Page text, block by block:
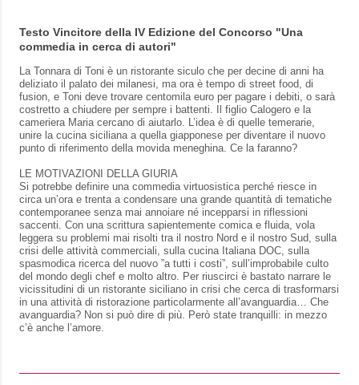
Testo Vincitore della IV Edizione del Concorso "Una
commedia in cerca di autori"
La Tonnara di Toni è un ristorante siculo che per decine di anni ha
deliziato il palato dei milanesi, ma ora è tempo di street food, di
fusion, e Toni deve trovare centomila euro per pagare i debiti, o sarà
costretto a chiudere per sempre i battenti. Il figlio Calogero e la
cameriera Maria cercano di aiutarlo. L’idea è di quelle temerarie,
unire la cucina siciliana a quella giapponese per diventare il nuovo
punto di riferimento della movida meneghina. Ce la faranno?
LE MOTIVAZIONI DELLA GIURIA
Si potrebbe definire una commedia virtuosistica perché riesce in
circa un’ora e trenta a condensare una grande quantità di tematiche
contemporanee senza mai annoiare né incepparsi in riflessioni
saccenti. Con una scrittura sapientemente comica e fluida, vola
leggera su problemi mai risolti tra il nostro Nord e il nostro Sud, sulla
crisi delle attività commerciali, sulla cucina Italiana DOC, sulla
spasmodica ricerca del nuovo ”a tutti i costi”, sull’improbabile culto
del mondo degli chef e molto altro. Per riuscirci è bastato narrare le
vicissitudini di un ristorante siciliano in crisi che cerca di trasformarsi
in una attività di ristorazione particolarmente all’avanguardia… Che
avanguardia? Non si può dire di più. Però state tranquilli: in mezzo
c’è anche l’amore.